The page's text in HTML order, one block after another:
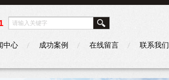
中心 成功案例 在线留言 联系我们